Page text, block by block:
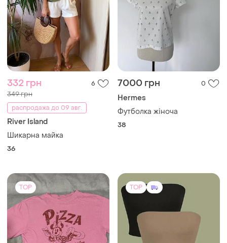
332 грн 6
349 грн
распродажа до 09 авг.
River Island
Шикарна майка
36
7000 грн 0
Hermes
Футболка жіноча
38
TOP TOP